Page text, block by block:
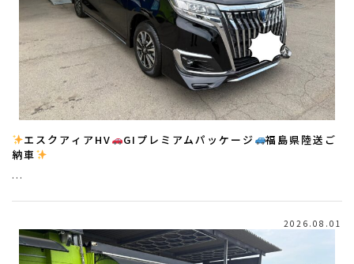
エスクアィアHV GIプレミアムパッケージ
福島県陸送ご
納車
…
2026.08.01